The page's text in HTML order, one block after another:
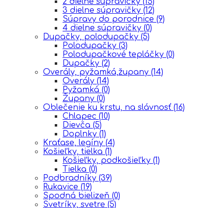
3 dielne súpravičky (12)
Súpravy do porodnice (9)
4 dielne súpravičky (0)
Dupačky, polodupačky (5)
Polodupačky (3)
Polodupačkové tepláčky (0)
Dupačky (2)
Overály, pyžamká,župany (14)
Overály (14)
Pyžamká (0)
Župany (0)
Oblečenie ku krstu, na slávnosť (16)
Chlapec (10)
Dievča (5)
Doplnky (1)
Kraťase, legíny (4)
Košieľky, tielka (1)
Košieľky, podkošieľky (1)
Tielka (0)
Podbradníky (39)
Rukavice (19)
Spodná bielizeň (0)
Svetríky, svetre (5)